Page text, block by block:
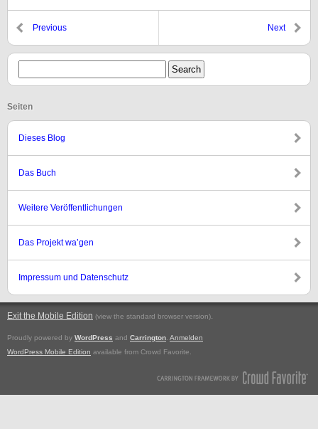
Previous Next
Seiten
Dieses Blog
Das Buch
Weitere Veröffentlichungen
Das Projekt wa’gen
Impressum und Datenschutz
Exit the Mobile Edition (view the standard browser version).
Proudly powered by WordPress and Carrington Anmelden
WordPress Mobile Edition available from Crowd Favorite.